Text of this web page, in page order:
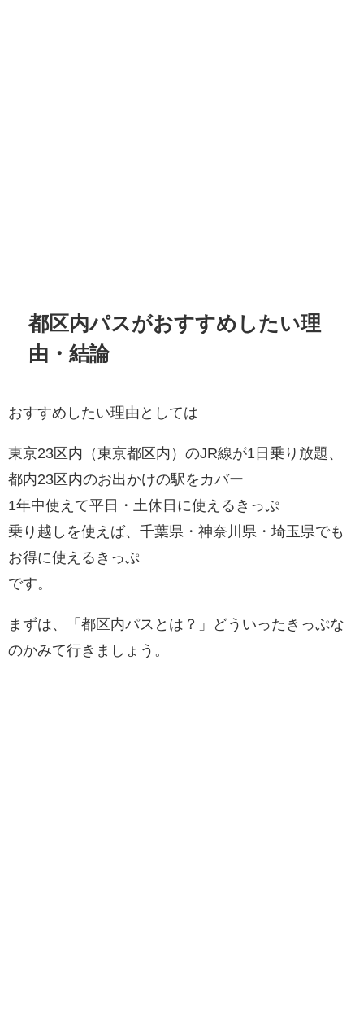
都区内パスがおすすめしたい理
由・結論
おすすめしたい理由としては
東京23区内（東京都区内）のJR線が1日乗り放題、
都内23区内のお出かけの駅をカバー
1年中使えて平日・土休日に使えるきっぷ
乗り越しを使えば、千葉県・神奈川県・埼玉県でも
お得に使えるきっぷ
です。
まずは、「都区内パスとは？」どういったきっぷな
のかみて行きましょう。